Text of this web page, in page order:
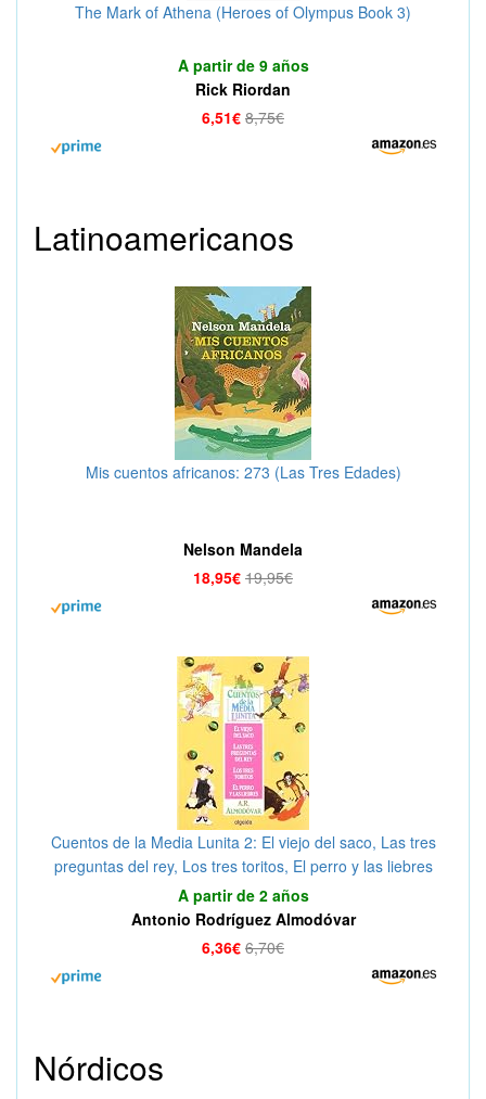
The Mark of Athena (Heroes of Olympus Book 3)
A partir de 9 años
Rick Riordan
6,51€ 8,75€
Latinoamericanos
Mis cuentos africanos: 273 (Las Tres Edades)
Nelson Mandela
18,95€ 19,95€
Cuentos de la Media Lunita 2: El viejo del saco, Las tres
preguntas del rey, Los tres toritos, El perro y las liebres
(Infantil - Juvenil - Cuentos De La Media Lunita)
A partir de 2 años
Antonio Rodríguez Almodóvar
6,36€ 6,70€
Nórdicos